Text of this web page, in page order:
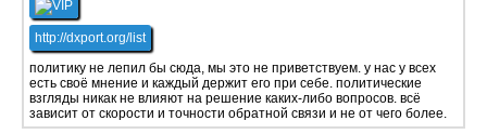
http://dxport.org/list
политику не лепил бы сюда, мы это не приветствуем. у нас у всех
есть своё мнение и каждый держит его при себе. политические
взгляды никак не влияют на решение каких-либо вопросов. всё
зависит от скорости и точности обратной связи и не от чего более.